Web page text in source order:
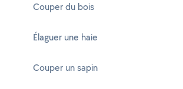
Couper du bois
Élaguer une haie
Couper un sapin